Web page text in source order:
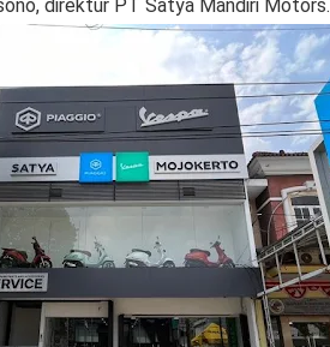
direktur PT Satya Mandiri Motors.